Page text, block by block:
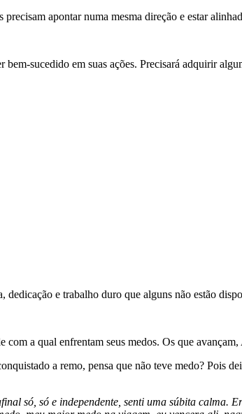
apontar numa mesma direção e estar
sucedido em suas ações. Precisará adquirir
e trabalho duro que alguns não estão
a qual enfrentam seus medos. Os que
a remo, pensa que não teve medo? Pois
só, só e independente, senti uma súbita calma.